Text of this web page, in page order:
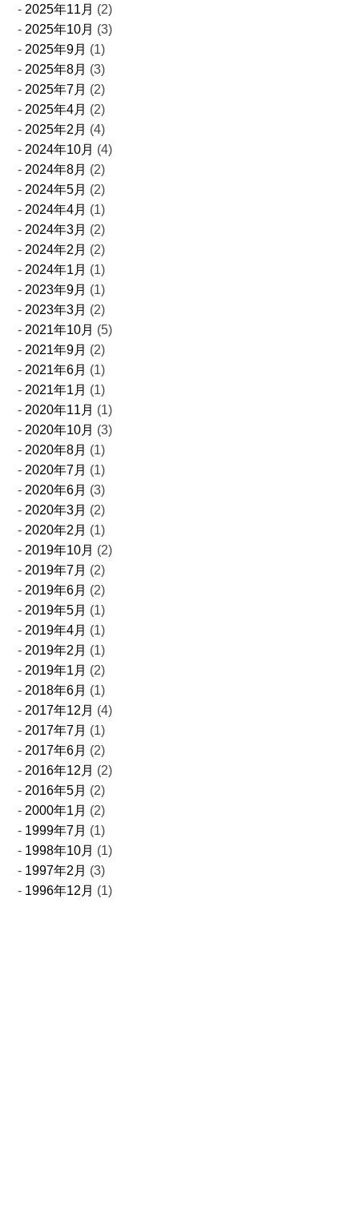
2025年11月 (2)
2025年10月 (3)
2025年9月 (1)
2025年8月 (3)
2025年7月 (2)
2025年4月 (2)
2025年2月 (4)
2024年10月 (4)
2024年8月 (2)
2024年5月 (2)
2024年4月 (1)
2024年3月 (2)
2024年2月 (2)
2024年1月 (1)
2023年9月 (1)
2023年3月 (2)
2021年10月 (5)
2021年9月 (2)
2021年6月 (1)
2021年1月 (1)
2020年11月 (1)
2020年10月 (3)
2020年8月 (1)
2020年7月 (1)
2020年6月 (3)
2020年3月 (2)
2020年2月 (1)
2019年10月 (2)
2019年7月 (2)
2019年6月 (2)
2019年5月 (1)
2019年4月 (1)
2019年2月 (1)
2019年1月 (2)
2018年6月 (1)
2017年12月 (4)
2017年7月 (1)
2017年6月 (2)
2016年12月 (2)
2016年5月 (2)
2000年1月 (2)
1999年7月 (1)
1998年10月 (1)
1997年2月 (3)
1996年12月 (1)